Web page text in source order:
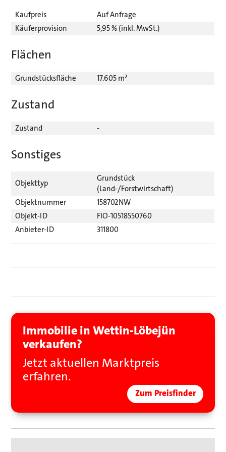
Kaufpreis
Auf Anfrage
Käuferprovision
5,95 % (inkl. MwSt.)
Flächen
Grundstücksfläche 17.605 m²
Zustand
Zustand -
Sonstiges
Objekttyp
Grundstück
(Land-/Forstwirtschaft)
Objektnummer
158702NW
Objekt-ID
FIO-10518550760
Anbieter-ID
311800
Immobilie in Wettin-Löbejün
verkaufen?
Jetzt aktuellen Marktpreis
erfahren.
Zum Preisfinder